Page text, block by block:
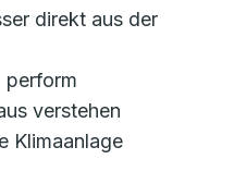
direkt aus der
perform
verstehen
Klimaanlage